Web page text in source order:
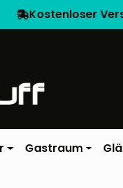
Kostenloser
Gastraum